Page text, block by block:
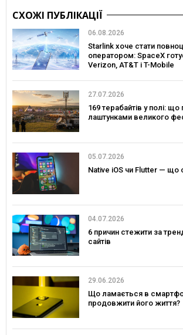
СХОЖІ ПУБЛІКАЦІЇ
06.08.2026
Starlink хоче стати
оператором: SpaceX
Verizon, AT&T і T-Mobile
27.07.2026
169 терабайтів у полі:
лаштунками великого
05.07.2026
Native iOS чи Flutter — що
04.07.2026
6 причин стежити за
сайтів
29.06.2026
Що ламається в
продовжити його життя?